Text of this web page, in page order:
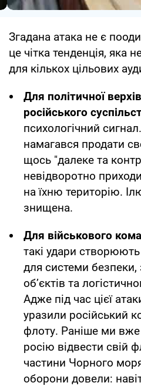
Згадана атака не є
це чітка тенденція, яка
для кількох цільових
Для політичної
російського
психологічний
намагався продати
щось "далеке та
невідворотно
на їхню територію.
знищена.
Для військового
такі удари
для системи безпеки,
об’єктів та
Адже під час цієї
уразили російський
флоту. Раніше ми
росію відвести свій
частини Чорного
оборони довели: